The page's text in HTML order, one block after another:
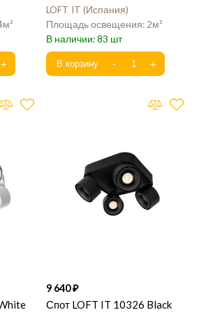
LOFT IT Испания
2
83
9 640
Спот LOFT IT 10326 Black